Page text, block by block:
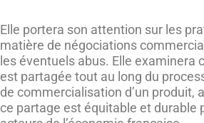
Elle portera son attention sur les
matière de négociations
les éventuels abus. Elle examinera
est partagée tout au long du
de commercialisation d’un produit,
ce partage est équitable et durable